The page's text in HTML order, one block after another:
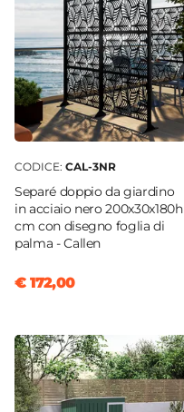
CODICE: CAL-3NR
Separé doppio da giardino
in acciaio nero 200x30x180h
cm con disegno foglia di
palma - Callen
€ 172,00